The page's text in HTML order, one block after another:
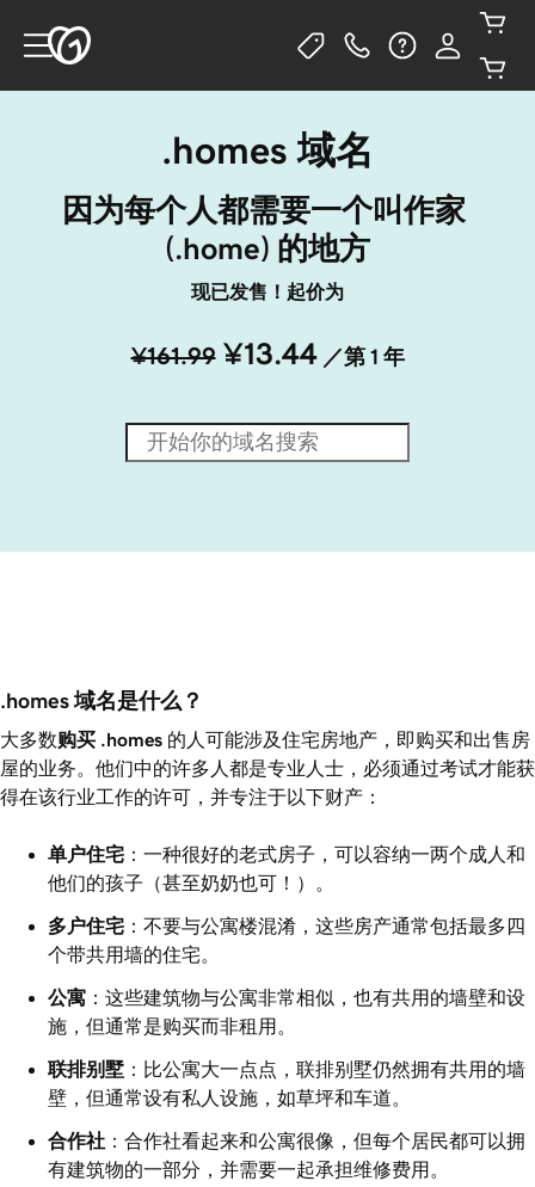
.homes 域名
因为每个人都需要一个叫作家
(.home) 的地方
现已发售！起价为
¥161.99 ¥13.44 ／第 1 年
.homes 域名是什么？
大多数购买 .homes 的人可能涉及住宅房地产，即购买和出售房
屋的业务。他们中的许多人都是专业人士，必须通过考试才能获
得在该行业工作的许可，并专注于以下财产：
单户住宅 ：一种很好的老式房子，可以容纳一两个成人和
他们的孩子（甚至奶奶也可！）。
多户住宅 ：不要与公寓楼混淆，这些房产通常包括最多四
个带共用墙的住宅。
公寓 ：这些建筑物与公寓非常相似，也有共用的墙壁和设
施，但通常是购买而非租用。
联排别墅 ：比公寓大一点点，联排别墅仍然拥有共用的墙
壁，但通常设有私人设施，如草坪和车道。
合作社 ：合作社看起来和公寓很像，但每个居民都可以拥
有建筑物的一部分，并需要一起承担维修费用。